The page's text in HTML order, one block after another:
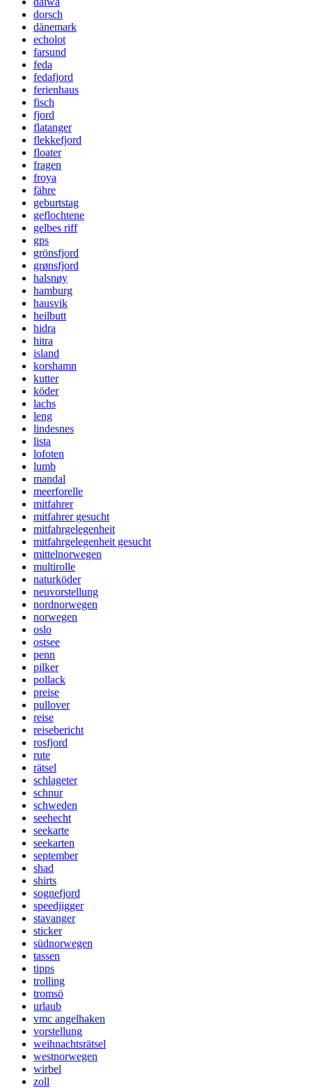
dorsch
dänemark
echolot
farsund
feda
fedafjord
ferienhaus
fisch
fjord
flatanger
flekkefjord
floater
fragen
froya
fähre
geburtstag
geflochtene
gelbes riff
gps
grönsfjord
grønsfjord
halsnøy
hamburg
hausvik
heilbutt
hidra
hitra
island
korshamn
kutter
köder
lachs
leng
lindesnes
lista
lofoten
lumb
mandal
meerforelle
mitfahrer
mitfahrer gesucht
mitfahrgelegenheit
mitfahrgelegenheit gesucht
mittelnorwegen
multirolle
naturköder
neuvorstellung
nordnorwegen
norwegen
oslo
ostsee
penn
pilker
pollack
preise
pullover
reise
reisebericht
rosfjord
rute
rätsel
schlageter
schnur
schweden
seehecht
seekarte
seekarten
september
shad
shirts
sognefjord
speedjigger
stavanger
sticker
südnorwegen
tassen
tipps
trolling
tromsö
urlaub
vmc angelhaken
vorstellung
weihnachtsrätsel
westnorwegen
wirbel
zoll